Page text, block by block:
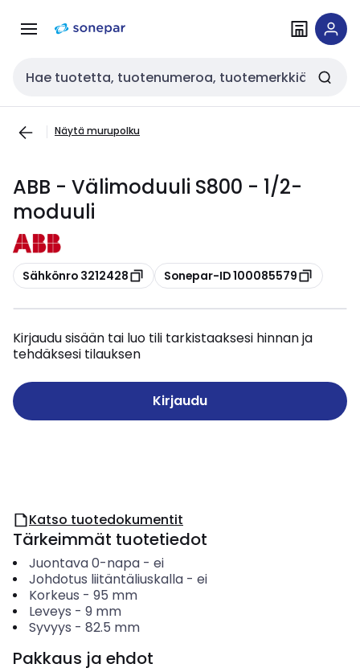
navigointiinsisältöön
Haku
Näytä murupolku
ABB - Välimoduuli S800 - 1/2-
moduuli
Kopioi
Sähkönro 3212428 Kopioi
Sonepar-ID 100085579
Kirjaudu sisään tai luo tili tarkistaaksesi hinnan ja
tehdäksesi tilauksen
Kirjaudu
Katso tuotedokumentit
Tärkeimmät tuotetiedot
Juontava 0-napa- ei
Johdotus liitäntäliuskalla- ei
Korkeus - 95 mm
Leveys - 9 mm
Syvyys - 82.5 mm
Pakkaus ja ehdot